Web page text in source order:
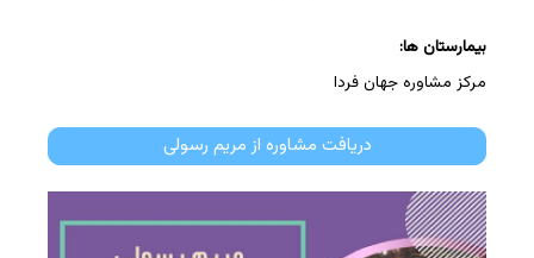
بیمارستان ها:
مرکز مشاوره جهان فردا
دریافت مشاوره از مریم رسولی